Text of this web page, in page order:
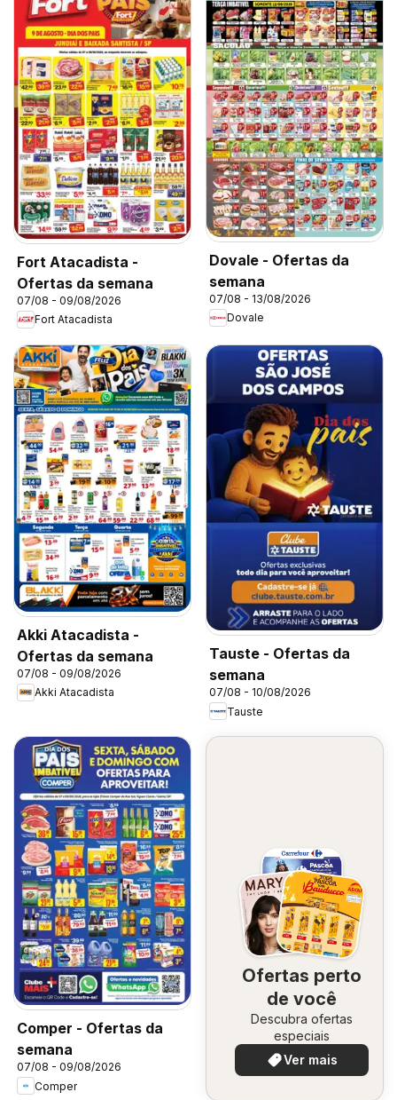
Fort Atacadista -
Ofertas da semana
07/08 - 09/08/2026
Fort Atacadista
Dovale - Ofertas da
semana
07/08 - 13/08/2026
Dovale
Akki Atacadista -
Ofertas da semana
07/08 - 09/08/2026
Akki Atacadista
Tauste - Ofertas da
semana
07/08 - 10/08/2026
Tauste
Comper - Ofertas da
semana
07/08 - 09/08/2026
Comper
Ofertas perto
de você
Descubra ofertas
especiais
Ver mais